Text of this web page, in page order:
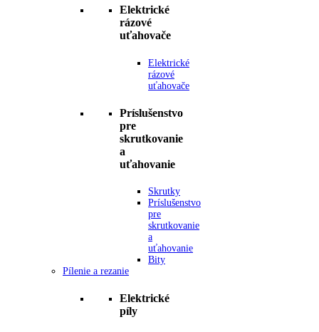
Elektrické
rázové
uťahovače
Elektrické
rázové
uťahovače
Príslušenstvo
pre
skrutkovanie
a
uťahovanie
Skrutky
Príslušenstvo
pre
skrutkovanie
a
uťahovanie
Bity
Pílenie a rezanie
Elektrické
píly